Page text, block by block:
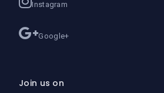
Instagram
Google+
Join us on